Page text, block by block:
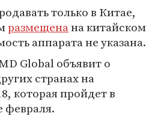
только в Китае,
размещенана китайском
аппарата не указана.
Global объявит о
странах на
которая пройдет в
февраля.